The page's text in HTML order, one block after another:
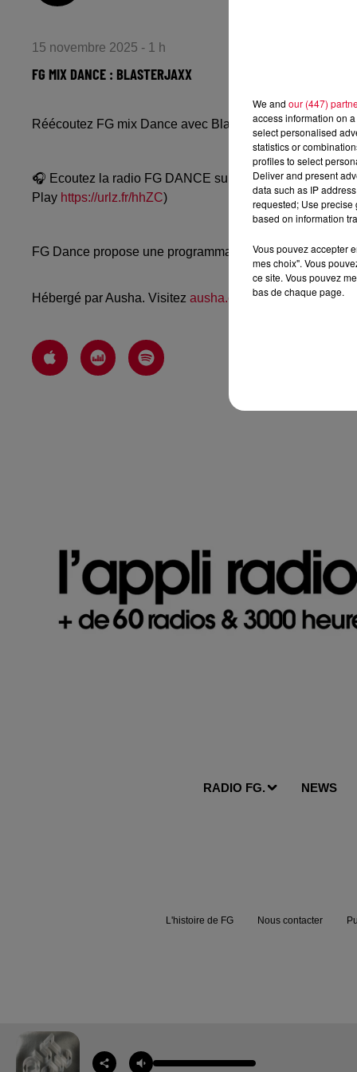
15 novembre 2025 - 1 h
FG MIX DANCE : BLASTERJAXX
Réécoutez FG mix Dance avec Blasterjaxx du vendredi
🎧 Ecoutez la radio FG DANCE sur
www.radiofg.com/fg-
Play https://urlz.fr/hhZC)
FG Dance propose une programmation dance, EDM,
Hébergé par Ausha. Visitez ausha.co/politique-de-
RADIO FG. NEWS
L'histoire de FG Nous contacter
We and our (447)
access information on
select personalised
statistics or
profiles to select
Deliver and present
data such as IP
requested; Use precise
based on information
Vous pouvez accepter
mes choix". Vous
ce site. Vous pouvez
bas de chaque page.